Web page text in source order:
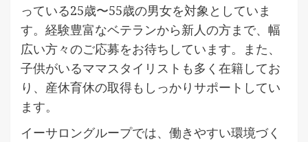
っている25歳〜55歳の男女を対象としていま
す。経験豊富なベテランから新人の方まで、幅
広い方々のご応募をお待ちしています。また、
子供がいるママスタイリストも多く在籍してお
り、産休育休の取得もしっかりサポートしてい
ます。
イーサロングループでは、働きやすい環境づく